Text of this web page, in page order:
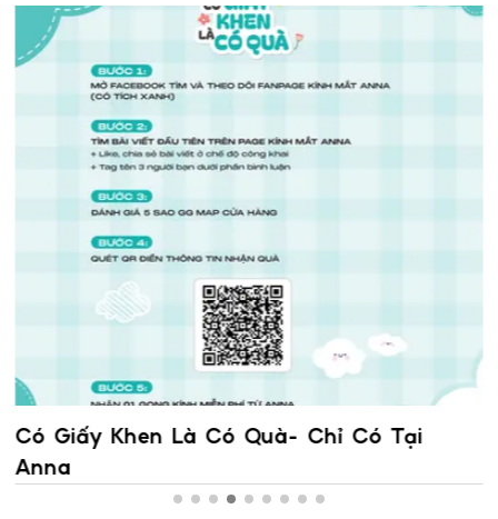
Có Giấy Khen Là Có Quà- Chỉ Có Tại
Anna